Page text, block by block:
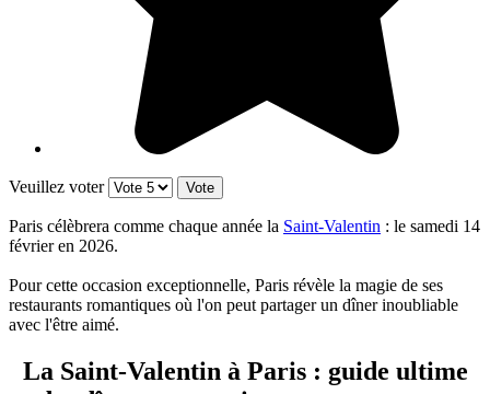
Veuillez voter
Paris célèbrera comme chaque année la Saint-Valentin : le samedi 14
février en 2026.
Pour cette occasion exceptionnelle, Paris révèle la magie de ses
restaurants romantiques où l'on peut partager un dîner inoubliable
avec l'être aimé.
La Saint-Valentin à Paris : guide ultime